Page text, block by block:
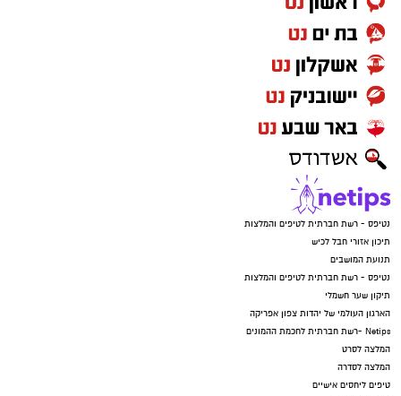
נטיפס - רשת חברתית לטיפים והמלצות
תיכון אזורי חבל לכיש
תנועת המושבים
נטיפס - רשת חברתית לטיפים והמלצות
תיקון שער חשמלי
הארגון העולמי של יהדות צפון אפריקה
Netips -רשת חברתית לחכמת ההמונים
המלצה לסרט
המלצה לסדרה
טיפים ליחסים אישיים